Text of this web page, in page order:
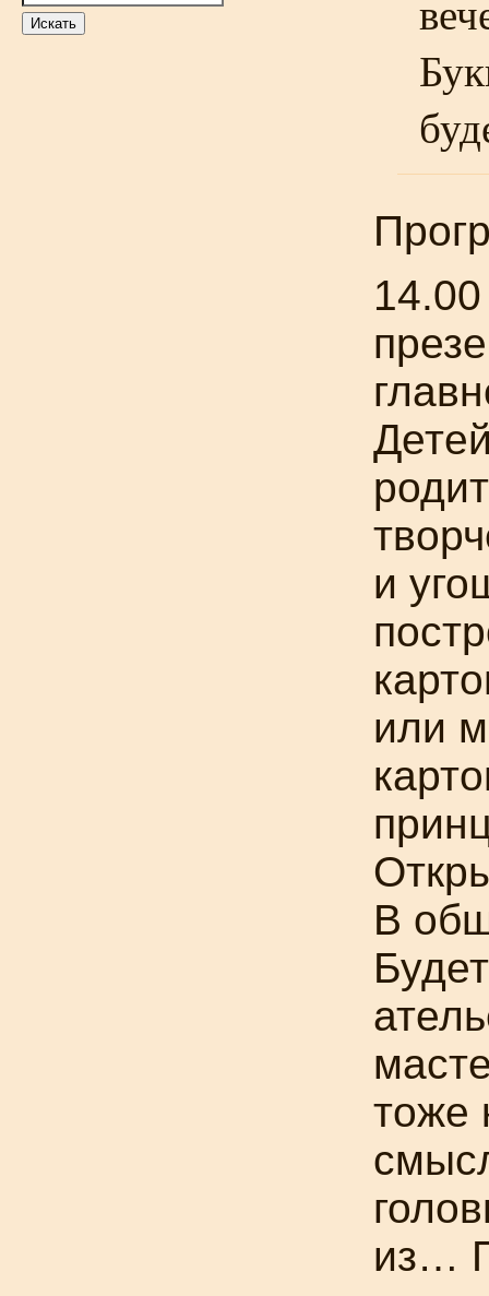
и
или
В
тоже
из…